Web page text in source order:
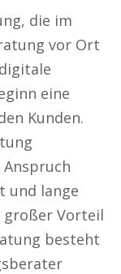
die im
vor Ort
eine
Kunden.
und lange
großer Vorteil
besteht